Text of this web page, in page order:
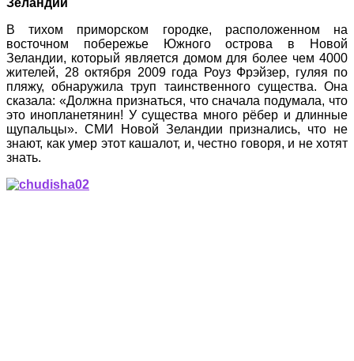
В тихом приморском городке, расположенном на
восточном побережье Южного острова в Новой
Зеландии, который является домом для более чем 4000
жителей, 28 октября 2009 года Роуз Фрэйзер, гуляя по
пляжу, обнаружила труп таинственного существа. Она
сказала: «Должна признаться, что сначала подумала, что
это инопланетянин! У существа много рёбер и длинные
щупальцы». СМИ Новой Зеландии признались, что не
знают, как умер этот кашалот, и, честно говоря, и не хотят
знать.